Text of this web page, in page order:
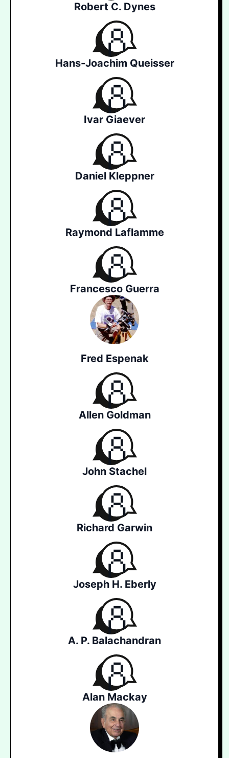
Robert C. Dynes
Hans-Joachim Queisser
Ivar Giaever
Daniel Kleppner
Raymond Laflamme
Francesco Guerra
Fred Espenak
Allen Goldman
John Stachel
Richard Garwin
Joseph H. Eberly
A. P. Balachandran
Alan Mackay